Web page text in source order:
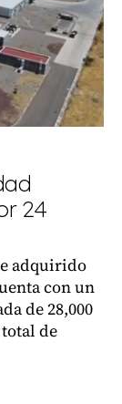
24
adquirido
con un
de 28,000
de